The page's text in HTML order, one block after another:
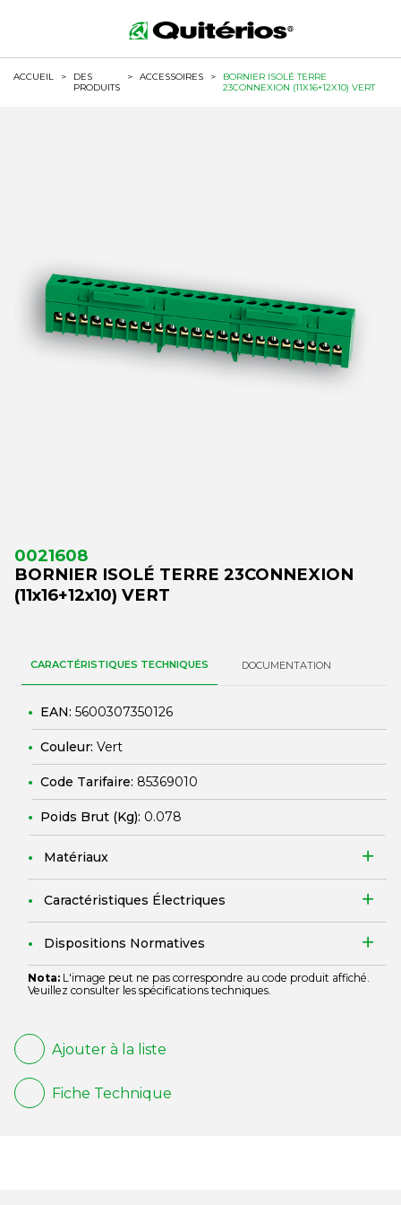
ACCUEIL >
DES
PRODUITS
> ACCESSOIRES >
BORNIER ISOLÉ TERRE
23CONNEXION (11X16+12X10) VERT
0021608
BORNIER ISOLÉ TERRE 23CONNEXION
(11x16+12x10) VERT
CARACTÉRISTIQUES TECHNIQUES DOCUMENTATION
EAN: 5600307350126
Couleur: Vert
Code Tarifaire: 85369010
Poids Brut (Kg): 0.078
Matériaux
Caractéristiques Électriques
Dispositions Normatives
Nota: L'image peut ne pas correspondre au code produit affiché.
Veuillez consulter les spécifications techniques.
Ajouter à la liste
Fiche Technique